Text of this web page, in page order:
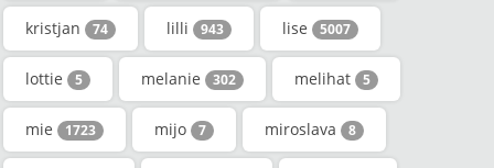
kristjan 74 lilli 943 lise 5007
lottie 5 melanie 302 melihat 5
mie 1723 mijo 7 miroslava 8